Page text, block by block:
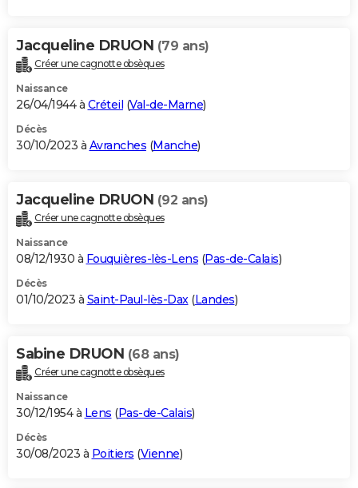
Jacqueline DRUON (79 ans)
Créer une cagnotte obsèques
Naissance
26/04/1944 à Créteil (Val-de-Marne)
Décès
30/10/2023 à Avranches (Manche)
Jacqueline DRUON (92 ans)
Créer une cagnotte obsèques
Naissance
08/12/1930 à Fouquières-lès-Lens (Pas-de-Calais)
Décès
01/10/2023 à Saint-Paul-lès-Dax(Landes)
Sabine DRUON (68 ans)
Créer une cagnotte obsèques
Naissance
30/12/1954 à Lens (Pas-de-Calais)
Décès
30/08/2023 à Poitiers (Vienne)